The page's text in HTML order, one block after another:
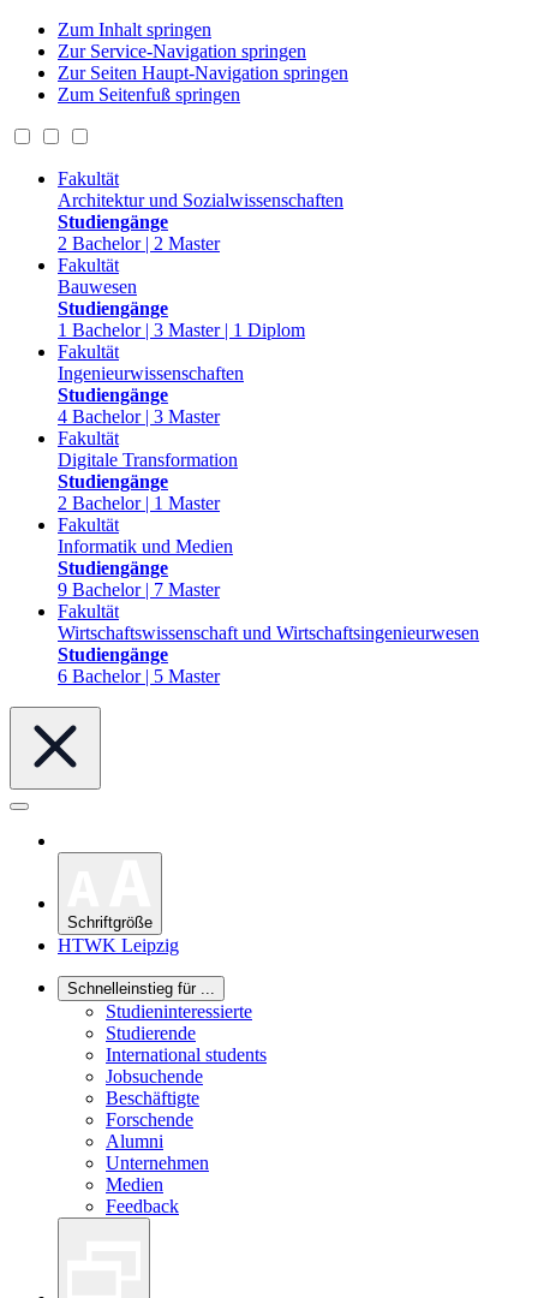
Zum Inhalt springen
Zur Service-Navigation springen
Zur Seiten Haupt-Navigation springen
Zum Seitenfuß springen
Fakultät
Architektur und Sozialwissenschaften
Studiengänge
2 Bachelor | 2 Master
Fakultät
Bauwesen
Studiengänge
1 Bachelor | 3 Master | 1 Diplom
Fakultät
Ingenieurwissenschaften
Studiengänge
4 Bachelor | 3 Master
Fakultät
Digitale Transformation
Studiengänge
2 Bachelor | 1 Master
Fakultät
Informatik und Medien
Studiengänge
9 Bachelor | 7 Master
Fakultät
Wirtschaftswissenschaft und Wirtschaftsingenieurwesen
Studiengänge
6 Bachelor | 5 Master
Schriftgröße
HTWK Leipzig
Schnelleinstieg für ...
Studieninteressierte
Studierende
International students
Jobsuchende
Beschäftigte
Forschende
Alumni
Unternehmen
Medien
Feedback